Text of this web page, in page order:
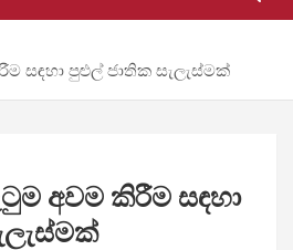
සඳහා පුළුල් ජාතික සැලැස්මක්
අවම කිරීම සඳහා